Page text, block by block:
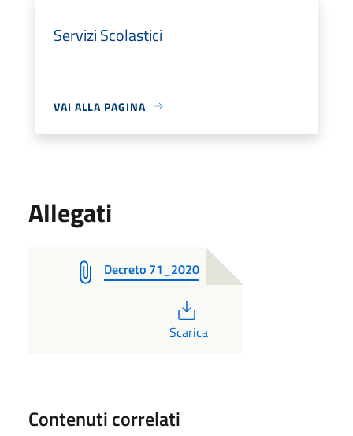
Servizi Scolastici
VAI ALLA PAGINA
Allegati
Decreto 71_2020
Scarica
Contenuti correlati